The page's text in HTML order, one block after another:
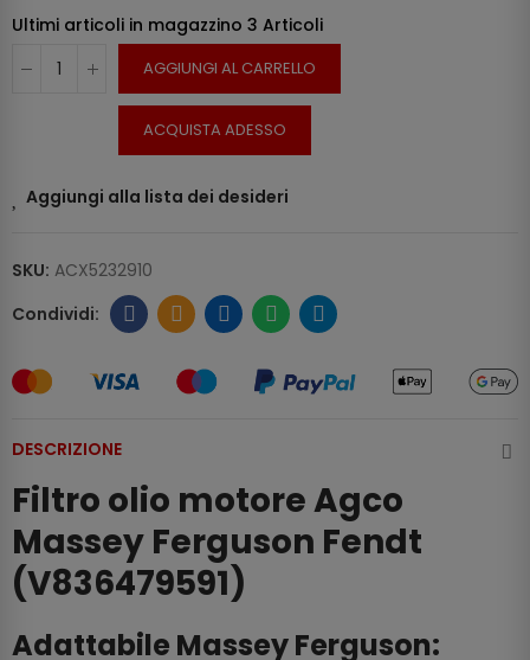
Ultimi articoli in magazzino 3 Articoli
AGGIUNGI AL CARRELLO
ACQUISTA ADESSO
Aggiungi alla lista dei desideri
SKU: ACX5232910
DESCRIZIONE
Filtro olio motore Agco
Massey Ferguson Fendt
(V836479591)
Adattabile Massey Ferguson: